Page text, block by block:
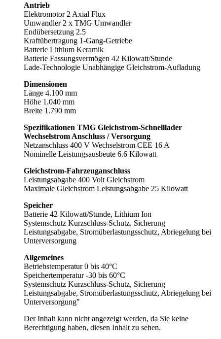
Antrieb
Elektromotor 2 Axial Flux
Umwandler 2 x TMG Umwandler
Endübersetzung 2.5
Kraftübertragung 1-Gang-Getriebe
Batterie Lithium Keramik
Batterie Fassungsvermögen 42 Kilowatt/Stunde
Lade-Technologie Unabhängige Gleichstrom-Aufladung
Dimensionen
Länge 4.100 mm
Höhe 1.040 mm
Breite 1.790 mm
Spezifikationen TMG Gleichstrom-Schnelllader
Wechselstrom Anschluss / Versorgung
Netzanschluss 400 V Wechselstrom CEE 16 A
Nominelle Leistungsausbeute 6.6 Kilowatt
Gleichstrom-Fahrzeuganschluss
Leistungsabgabe 400 Volt Gleichstrom
Maximale Gleichstrom Leistungsabgabe 25 Kilowatt
Speicher
Batterie 42 Kilowatt/Stunde, Lithium Ion
Systemschutz Kurzschluss-Schutz, Sicherung
Leistungsabgabe, Stromüberlastungsschutz, Abriegelung bei
Unterversorgung
Allgemeines
Betriebstemperatur 0 bis 40°C
Speichertemperatur -30 bis 60°C
Systemschutz Kurzschluss-Schutz, Sicherung
Leistungsabgabe, Stromüberlastungsschutz, Abriegelung bei
Unterversorgung"
Der Inhalt kann nicht angezeigt werden, da Sie keine
Berechtigung haben, diesen Inhalt zu sehen.